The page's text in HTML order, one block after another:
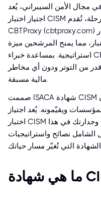
مجال الأمن السيبراني، يُعد
اجتياز اختبار CISM إنجازًا هامًا. ورغم صعوبة هذه الرحلة، تُقدم
CBTProxy (cbtproxy.com) خدمة اختبار CISM الرائدة والموثوقة،
مما يمنح المرشحين ميزة
استراتيجية. بمساعدة خبراء CBTProxy، يمكنك اجتياز اختبار CISM
من التوتر ودون أي مخاطر
مالية مسبقة.
صممت ISACA شهادة CISM للأفراد الذين يديرون ويصممون
ويقيّمونه. يُعد اجتياز
اختبار CISM بنجاح أمرًا ضروريًا لإثبات كفاءتك وجدارتك في هذا
الشامل نصائح واستراتيجيات